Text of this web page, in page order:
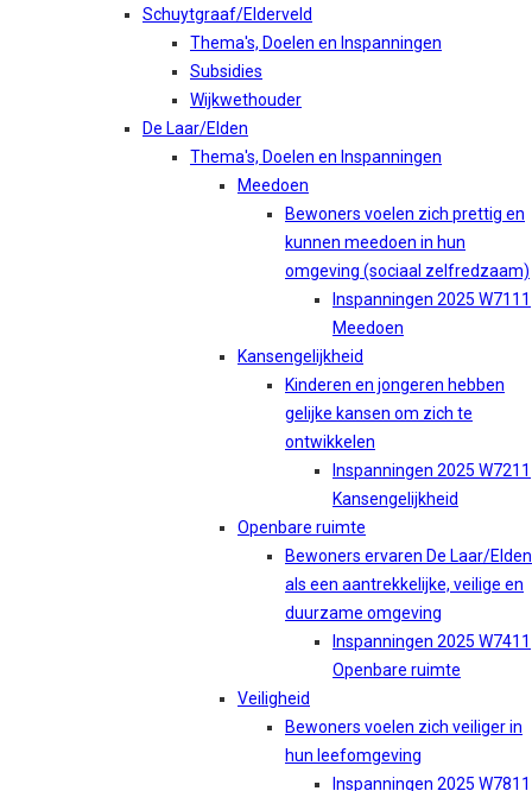
Schuytgraaf/Elderveld
Thema's, Doelen en Inspanningen
Subsidies
Wijkwethouder
De Laar/Elden
Thema's, Doelen en Inspanningen
Meedoen
Bewoners voelen zich prettig en
kunnen meedoen in hun
omgeving (sociaal zelfredzaam)
Inspanningen 2025 W7111
Meedoen
Kansengelijkheid
Kinderen en jongeren hebben
gelijke kansen om zich te
ontwikkelen
Inspanningen 2025 W7211
Kansengelijkheid
Openbare ruimte
Bewoners ervaren De Laar/Elden
als een aantrekkelijke, veilige en
duurzame omgeving
Inspanningen 2025 W7411
Openbare ruimte
Veiligheid
Bewoners voelen zich veiliger in
hun leefomgeving
Inspanningen 2025 W7811